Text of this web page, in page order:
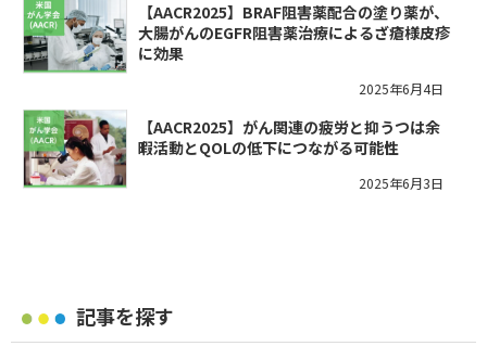
【AACR2025】BRAF阻害薬配合の塗り薬が、
大腸がんのEGFR阻害薬治療によるざ瘡様皮疹
に効果
2025年6月4日
【AACR2025】がん関連の疲労と抑うつは余
暇活動とQOLの低下につながる可能性
2025年6月3日
記事を探す